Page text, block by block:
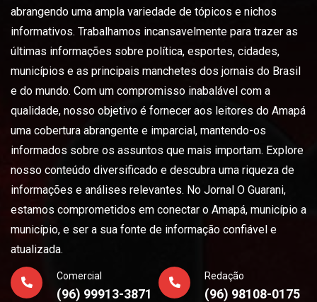
abrangendo uma ampla variedade de tópicos e nichos
informativos. Trabalhamos incansavelmente para trazer as
últimas informações sobre política, esportes, cidades,
municípios e as principais manchetes dos jornais do Brasil
e do mundo. Com um compromisso inabalável com a
qualidade, nosso objetivo é fornecer aos leitores do Amapá
uma cobertura abrangente e imparcial, mantendo-os
informados sobre os assuntos que mais importam. Explore
nosso conteúdo diversificado e descubra uma riqueza de
informações e análises relevantes. No Jornal O Guarani,
estamos comprometidos em conectar o Amapá, município a
município, e ser a sua fonte de informação confiável e
atualizada.
Comercial
(96) 99913-3871
Redação
(96) 98108-0175